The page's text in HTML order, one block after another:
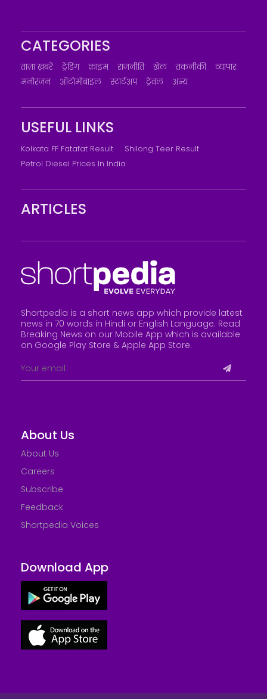
CATEGORIES
ताज़ा ख़बरें ट्रेंडिंग क्राइम राजनीति खेल तकनीकी
व्यापार
मनोरंजन
ऑटोमोबाइल स्टार्टअप ट्रेवल अन्य
USEFUL LINKS
Kolkata FF Fatafat Result
Shilong Teer Result
Petrol Diesel Prices In India
ARTICLES
Shortpedia is a short news app which provide latest
news in 70 words in Hindi or English Language. Read
Breaking News on our Mobile App which is available
on Google Play Store & Apple App Store.
About Us
About Us
Careers
Subscribe
Feedback
Shortpedia Voices
Download App